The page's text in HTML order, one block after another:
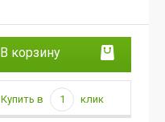
В корзину
Купить в 1 клик